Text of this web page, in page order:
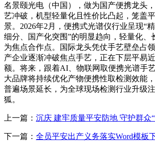
名景颐光电（中国），做为国产便携龙头
艺冲破，机型轻量化且性价比凸起，笼盖
景。2026年2月，便携式光谱仪行业呈现“
细分、国产化突围”的明显趋向，轻量化、
为焦点合作点。国际龙头凭仗手艺壁垒占
产企业逐渐冲破焦点手艺，正在下层平易
额。将来，跟着AI、物联网取便携光谱手
大品牌将持续优化产物便携性取检测效能
普遍场景延长，为全球现场检测行业升级
狐。
上一篇： 沉庆 建牢质量平安防地 守护群众
下一篇： 全员平安出产义务落实Word模板